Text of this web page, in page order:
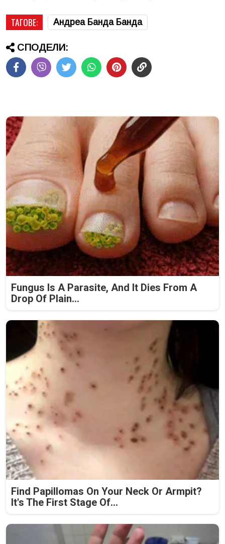
ТАГОВЕ: Андреа Банда Банда
СПОДЕЛИ:
Fungus Is A Parasite, And It Dies From A
Drop Of Plain...
Find Papillomas On Your Neck Or Armpit?
It's The First Stage Of...